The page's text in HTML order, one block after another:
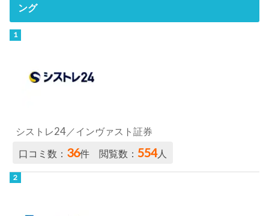
ング
シストレ24／インヴァスト証券
口コミ数： 36件 閲覧数：554人